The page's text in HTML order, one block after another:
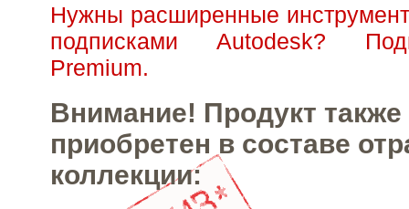
Нужны расширенные
подписками Autodesk?
Premium.
Внимание! Продукт
приобретен в составе
коллекции: